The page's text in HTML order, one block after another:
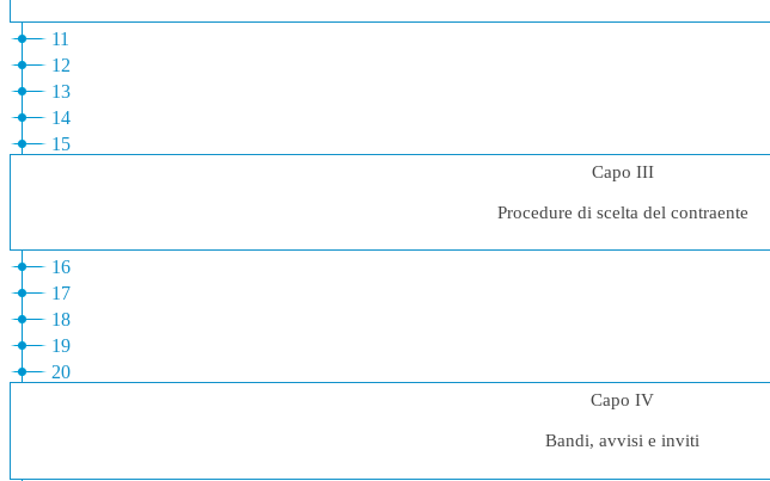
11
12
13
14
15
Capo III
Procedure di scelta del contraente
16
17
18
19
20
Capo IV
Bandi, avvisi e inviti